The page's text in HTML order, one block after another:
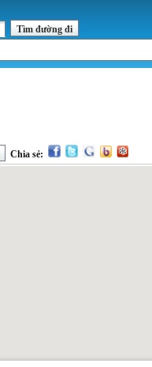
Tìm đường đi
Chia sẻ: